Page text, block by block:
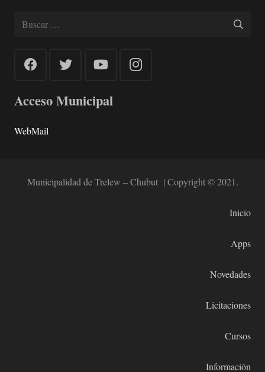
Buscar:
Acceso Municipal
WebMail
Municipalidad de Trelew – Chubut | Copyright © 2021.
Inicio
Apps
Novedades
Licitaciones
Cursos
Información